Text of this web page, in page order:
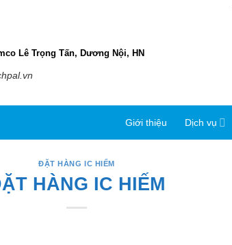
Lê Trọng Tấn, Dương Nội, HN
Giới thiệu Dịch vụ
ĐẶT HÀNG IC HIẾM
HÀNG IC HIẾM